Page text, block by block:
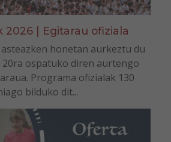
2026 | Egitarau ofiziala
honetan aurkeztu du
ospatuko diren aurtengo
Programa ofizialak 130
bilduko dit...